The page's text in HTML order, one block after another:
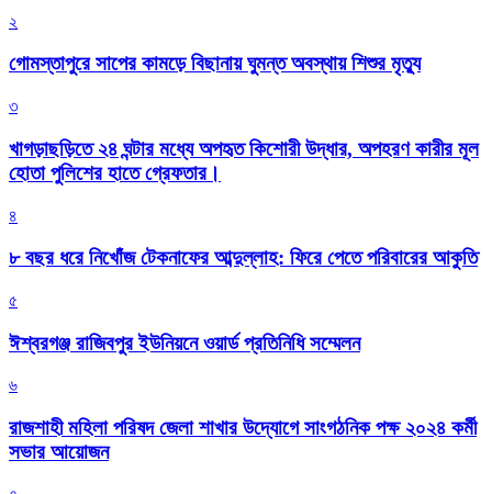
২
গোমস্তাপুরে সাপের কামড়ে বিছানায় ঘুমন্ত অবস্থায় শিশুর মৃত্যু
৩
খাগড়াছড়িতে ২৪ ঘন্টার মধ্যে অপহৃত কিশোরী উদ্ধার, অপহরণ কারীর মূল
হোতা পুলিশের হাতে গ্রেফতার।
৪
৮ বছর ধরে নিখোঁজ টেকনাফের আব্দুল্লাহ: ফিরে পেতে পরিবারের আকুতি
৫
ঈশ্বরগঞ্জ রাজিবপুর ইউনিয়নে ওয়ার্ড প্রতিনিধি সম্মেলন
৬
রাজশাহী মহিলা পরিষদ জেলা শাখার উদ্যোগে সাংগঠনিক পক্ষ ২০২৪ কর্মী
সভার আয়োজন